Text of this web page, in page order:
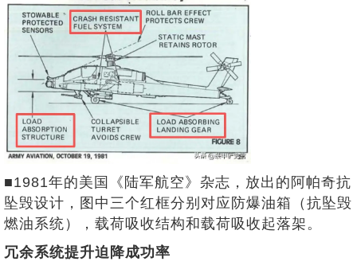
■1981年的美国《陆军航空》杂志，放出的阿帕奇抗
坠毁设计，图中三个红框分别对应防爆油箱（抗坠毁
燃油系统），载荷吸收结构和载荷吸收起落架。
冗余系统提升迫降成功率